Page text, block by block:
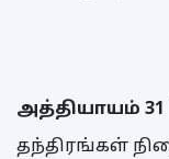
அத்தியாயம்
தந்திரங்கள்